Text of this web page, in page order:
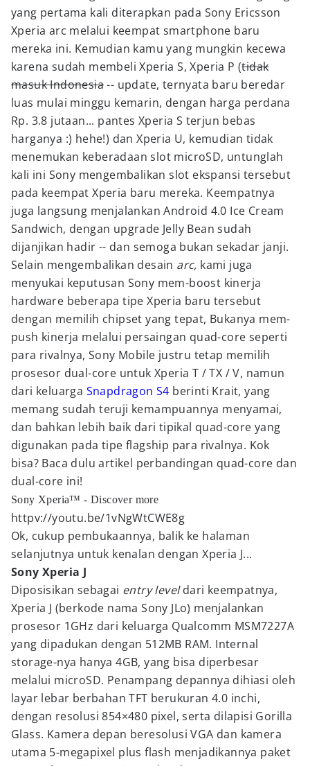
yang pertama kali diterapkan pada Sony Ericsson
Xperia arc melalui keempat smartphone baru
mereka ini. Kemudian kamu yang mungkin kecewa
karena sudah membeli Xperia S, Xperia P (tidak
masuk Indonesia-- update, ternyata baru beredar
luas mulai minggu kemarin, dengan harga perdana
Rp. 3.8 jutaan... pantes Xperia S terjun bebas
harganya :) hehe!) dan Xperia U, kemudian tidak
menemukan keberadaan slot microSD, untunglah
kali ini Sony mengembalikan slot ekspansi tersebut
pada keempat Xperia baru mereka. Keempatnya
juga langsung menjalankan Android 4.0 Ice Cream
Sandwich, dengan upgrade Jelly Bean sudah
dijanjikan hadir -- dan semoga bukan sekadar janji.
Selain mengembalikan desain arc, kami juga
menyukai keputusan Sony mem-boost kinerja
hardware beberapa tipe Xperia baru tersebut
dengan memilih chipset yang tepat, Bukanya mem-
push kinerja melalui persaingan quad-core seperti
para rivalnya, Sony Mobile justru tetap memilih
prosesor dual-core untuk Xperia T / TX / V, namun
dari keluarga Snapdragon S4 berinti Krait, yang
memang sudah teruji kemampuannya menyamai,
dan bahkan lebih baik dari tipikal quad-core yang
digunakan pada tipe flagship para rivalnya. Kok
bisa? Baca dulu artikel perbandingan quad-core dan
dual-core ini!
Sony Xperia™ - Discover more
httpv://youtu.be/1vNgWtCWE8g
Ok, cukup pembukaannya, balik ke halaman
selanjutnya untuk kenalan dengan Xperia J...
Sony Xperia J
Diposisikan sebagai entry leveldari keempatnya,
Xperia J (berkode nama Sony JLo) menjalankan
prosesor 1GHz dari keluarga Qualcomm MSM7227A
yang dipadukan dengan 512MB RAM. Internal
storage-nya hanya 4GB, yang bisa diperbesar
melalui microSD. Penampang depannya dihiasi oleh
layar lebar berbahan TFT berukuran 4.0 inchi,
dengan resolusi 854×480 pixel, serta dilapisi Gorilla
Glass. Kamera depan beresolusi VGA dan kamera
utama 5-megapixel plus flash menjadikannya paket